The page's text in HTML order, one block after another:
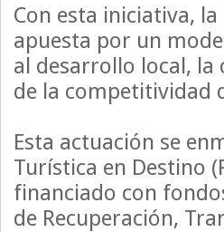
Con esta iniciativa,
apuesta por un
al desarrollo local,
de la competitividad
Esta actuación se
Turística en Destino
financiado con
de Recuperación,